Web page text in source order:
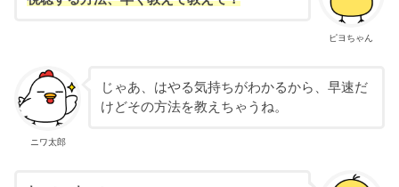
ピヨちゃん
ニワ太郎
じゃあ、はやる気持ちがわかるから、早速だ
けどその方法を教えちゃうね。